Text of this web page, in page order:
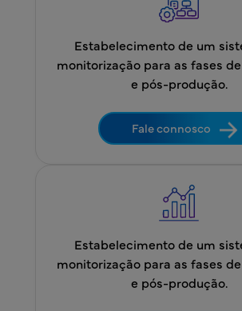
Estabelecimento de um
monitorização para as fases
e pós-produção.
Fale connosco
Estabelecimento de um
monitorização para as fases
e pós-produção.